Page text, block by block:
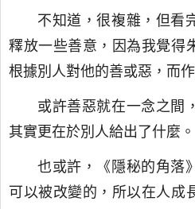
不知道，很複雜，但看
釋放一些善意，因為我覺得
根據別人對他的善或惡，而
或許善惡就在一念之間
其實更在於別人給出了什麼。
也或許，《隱秘的角落
可以被改變的，所以在人成